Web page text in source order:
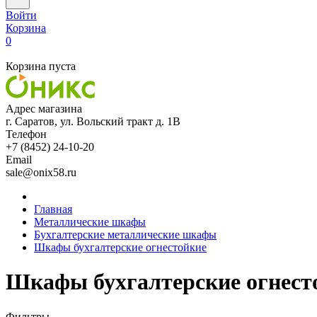
Войти
Корзина
0
Корзина пуста
Адрес магазина
г. Саратов, ул. Вольский тракт д. 1В
Телефон
+7 (8452) 24-10-20
Email
sale@onix58.ru
Главная
Металлические шкафы
Бухгалтерские металлические шкафы
Шкафы бухгалтерские огнестойкие
Шкафы бухгалтерские